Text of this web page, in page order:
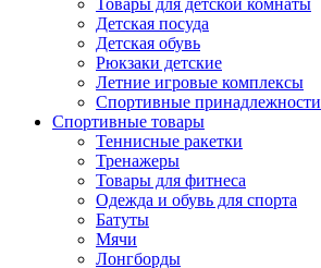
Товары для детской комнаты
Детская посуда
Детская обувь
Рюкзаки детские
Летние игровые комплексы
Спортивные принадлежности
Спортивные товары
Теннисные ракетки
Тренажеры
Товары для фитнеса
Одежда и обувь для спорта
Батуты
Мячи
Лонгборды